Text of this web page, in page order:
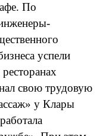
По
успели
свою трудовую
у Клары